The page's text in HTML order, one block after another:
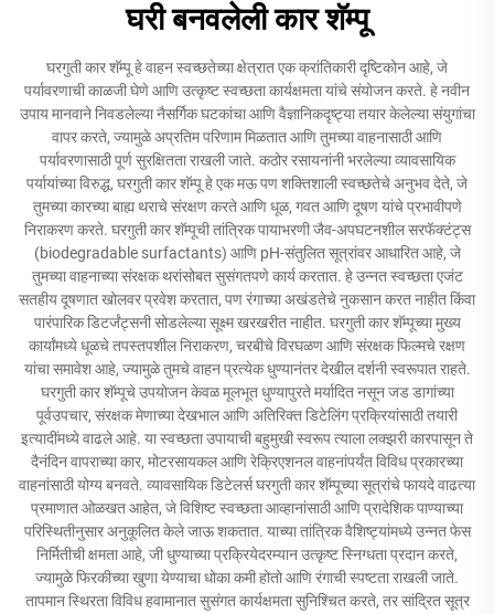
घरी बनवलेली कार शॅम्पू
घरगुती कार शॅम्पू हे वाहन स्वच्छतेच्या क्षेत्रात एक क्रांतिकारी दृष्टिकोन आहे, जे
पर्यावरणाची काळजी घेणे आणि उत्कृष्ट स्वच्छता कार्यक्षमता यांचे संयोजन करते. हे नवीन
उपाय मानवाने निवडलेल्या नैसर्गिक घटकांचा आणि वैज्ञानिकदृष्ट्या तयार केलेल्या संयुगांचा
वापर करते, ज्यामुळे अप्रतिम परिणाम मिळतात आणि तुमच्या वाहनासाठी आणि
पर्यावरणासाठी पूर्ण सुरक्षितता राखली जाते. कठोर रसायनांनी भरलेल्या व्यावसायिक
पर्यायांच्या विरुद्ध, घरगुती कार शॅम्पू हे एक मऊ पण शक्तिशाली स्वच्छतेचे अनुभव देते, जे
तुमच्या कारच्या बाह्य थराचे संरक्षण करते आणि धूळ, गवत आणि दूषण यांचे प्रभावीपणे
निराकरण करते. घरगुती कार शॅम्पूची तांत्रिक पायाभरणी जैव-अपघटनशील सरफॅक्टंट्स
(biodegradable surfactants) आणि pH-संतुलित सूत्रांवर आधारित आहे, जे
तुमच्या वाहनाच्या संरक्षक थरांसोबत सुसंगतपणे कार्य करतात. हे उन्नत स्वच्छता एजंट
सतहीय दूषणात खोलवर प्रवेश करतात, पण रंगाच्या अखंडतेचे नुकसान करत नाहीत किंवा
पारंपारिक डिटर्जंट्सनी सोडलेल्या सूक्ष्म खरखरीत नाहीत. घरगुती कार शॅम्पूच्या मुख्य
कार्यांमध्ये धूळचे तपस्तपशील निराकरण, चरबीचे विरघळण आणि संरक्षक फिल्मचे रक्षण
यांचा समावेश आहे, ज्यामुळे तुमचे वाहन प्रत्येक धुण्यानंतर देखील दर्शनी स्वरूपात राहते.
घरगुती कार शॅम्पूचे उपयोजन केवळ मूलभूत धुण्यापुरते मर्यादित नसून जड डागांच्या
पूर्वउपचार, संरक्षक मेणाच्या देखभाल आणि अतिरिक्त डिटेलिंग प्रक्रियांसाठी तयारी
इत्यादींमध्ये वाढले आहे. या स्वच्छता उपायाची बहुमुखी स्वरूप त्याला लक्झरी कारपासून ते
दैनंदिन वापराच्या कार, मोटरसायकल आणि रेक्रिएशनल वाहनांपर्यंत विविध प्रकारच्या
वाहनांसाठी योग्य बनवते. व्यावसायिक डिटेलर्स घरगुती कार शॅम्पूच्या सूत्रांचे फायदे वाढत्या
प्रमाणात ओळखत आहेत, जे विशिष्ट स्वच्छता आव्हानांसाठी आणि प्रादेशिक पाण्याच्या
परिस्थितीनुसार अनुकूलित केले जाऊ शकतात. याच्या तांत्रिक वैशिष्ट्यांमध्ये उन्नत फेस
निर्मितीची क्षमता आहे, जी धुण्याच्या प्रक्रियेदरम्यान उत्कृष्ट स्निग्धता प्रदान करते,
ज्यामुळे फिरकीच्या खुणा येण्याचा धोका कमी होतो आणि रंगाची स्पष्टता राखली जाते.
तापमान स्थिरता विविध हवामानात सुसंगत कार्यक्षमता सुनिश्चित करते, तर सांद्रित सूत्र